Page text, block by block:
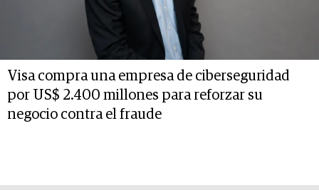
Visa compra una empresa de ciberseguridad
por US$ 2.400 millones para reforzar su
negocio contra el fraude